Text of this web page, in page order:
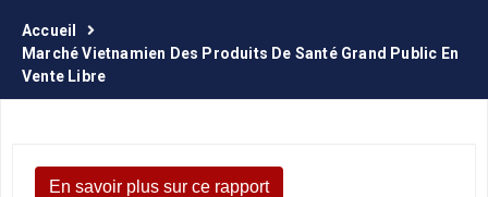
Accueil
Marché Vietnamien Des Produits De Santé Grand Public En
Vente Libre
En savoir plus sur ce rapport